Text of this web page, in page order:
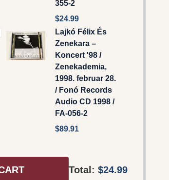
355-2
$24.99
Lajkó Félix És
Zenekara –
Koncert '98 /
Zenekademia,
1998. februar 28.
/ Fonó Records
Audio CD 1998 /
FA-056-2
$89.91
Total: $24.99